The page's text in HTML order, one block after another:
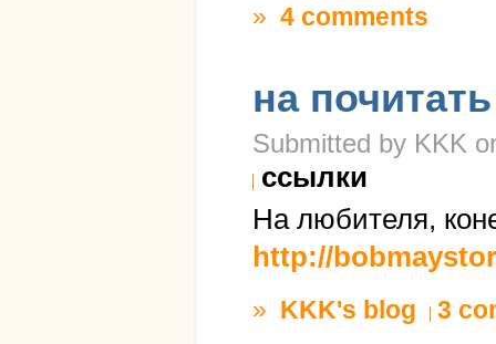
» 4 comments
на почитать
Submitted by KKK
ссылки
На любителя,
http://
» KKK's blog 3